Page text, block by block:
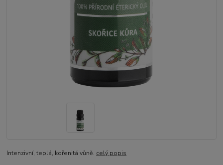
Intenzivní, teplá, kořenitá vůně. celý popis